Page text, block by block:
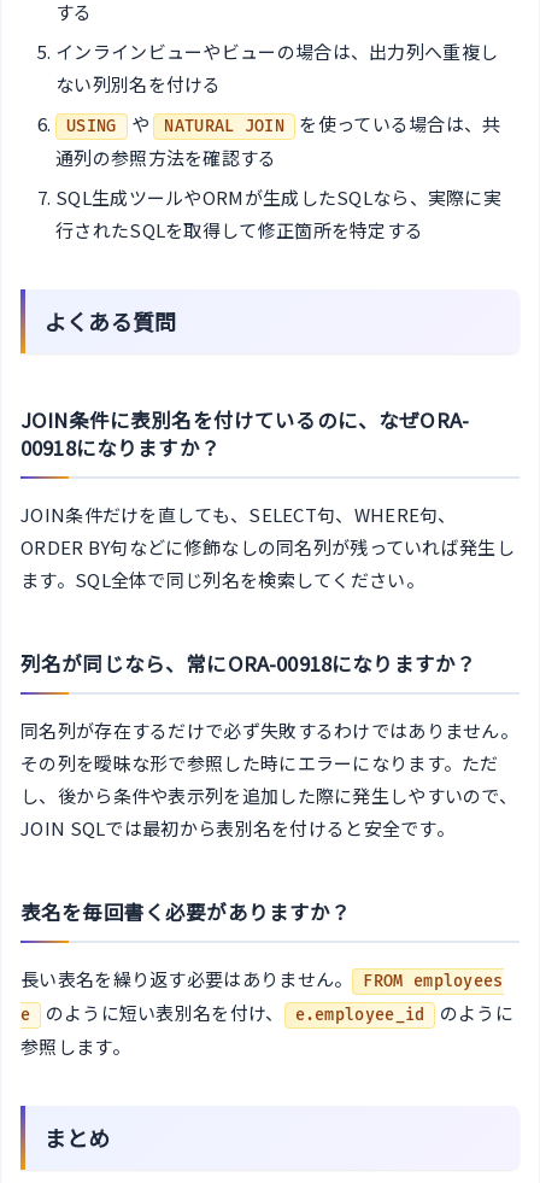
する
インラインビューやビューの場合は、出力列へ重複し
ない列別名を付ける
USING や NATURAL JOIN
を使っている場合は、共
通列の参照方法を確認する
SQL生成ツールやORMが生成したSQLなら、実際に実
行されたSQLを取得して修正箇所を特定する
よくある質問
JOIN条件に表別名を付けているのに、なぜORA-
00918になりますか？
JOIN条件だけを直しても、SELECT句、WHERE句、
ORDER BY句などに修飾なしの同名列が残っていれば発生し
ます。SQL全体で同じ列名を検索してください。
列名が同じなら、常にORA-00918になりますか？
同名列が存在するだけで必ず失敗するわけではありません。
その列を曖昧な形で参照した時にエラーになります。ただ
し、後から条件や表示列を追加した際に発生しやすいので、
JOIN SQLでは最初から表別名を付けると安全です。
表名を毎回書く必要がありますか？
長い表名を繰り返す必要はありません。
FROM employees
e
のように短い表別名を付け、 e.employee_id
のように
参照します。
まとめ